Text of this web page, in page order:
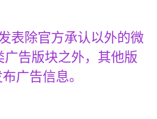
表除官方承认以外的微
告版块之外，其他版
广告信息。